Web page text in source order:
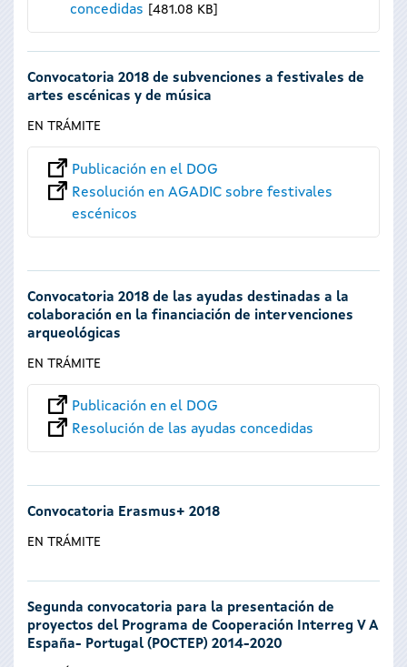
concedidas
481.08 KB
Convocatoria 2018 de subvenciones a festivales de
artes escénicas y de música
EN TRÁMITE
Publicación en el DOG
Resolución en AGADIC sobre festivales
escénicos
Convocatoria 2018 de las ayudas destinadas a la
colaboración en la financiación de intervenciones
arqueológicas
EN TRÁMITE
Publicación en el DOG
Resolución de las ayudas concedidas
Convocatoria Erasmus+ 2018
EN TRÁMITE
Segunda convocatoria para la presentación de
proyectos del Programa de Cooperación Interreg V A
España- Portugal (POCTEP) 2014-2020